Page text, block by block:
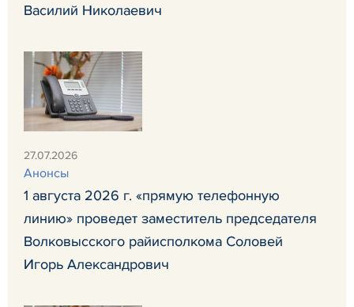
Василий Николаевич
27.07.2026
Анонсы
1 августа 2026 г. «прямую телефонную
линию» проведет заместитель председателя
Волковысского райисполкома Соловей
Игорь Александрович